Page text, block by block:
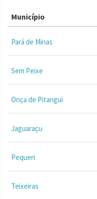
Município
Pará de Minas
Sem Peixe
Onça de Pitangui
Jaguaraçu
Pequeri
Teixeiras